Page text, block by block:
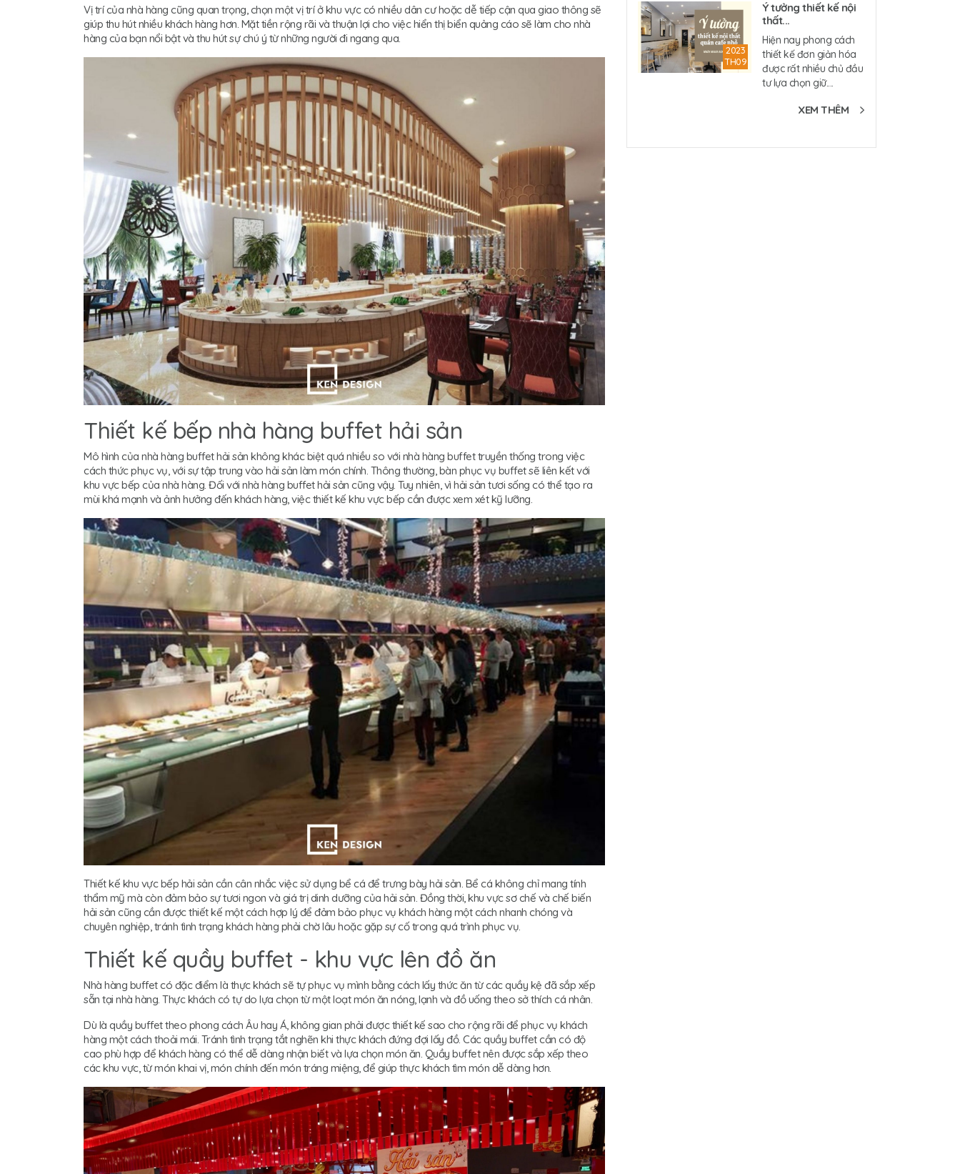
Vị trí của nhà hàng cũng quan trọng, chọn một vị trí ở khu vực có nhiều dân cư hoặc dễ tiếp cận qua giao thông sẽ
giúp thu hút nhiều khách hàng hơn. Mặt tiền rộng rãi và thuận lợi cho việc hiển thị biển quảng cáo sẽ làm cho nhà
hàng của bạn nổi bật và thu hút sự chú ý từ những người đi ngang qua.
Thiết kế bếp nhà hàng buffet hải sản
Mô hình của nhà hàng buffet hải sản không khác biệt quá nhiều so với nhà hàng buffet truyền thống trong việc
cách thức phục vụ, với sự tập trung vào hải sản làm món chính. Thông thường, bàn phục vụ buffet sẽ liên kết với
khu vực bếp của nhà hàng. Đối với nhà hàng buffet hải sản cũng vậy. Tuy nhiên, vì hải sản tươi sống có thể tạo ra
mùi khá mạnh và ảnh hưởng đến khách hàng, việc thiết kế khu vực bếp cần được xem xét kỹ lưỡng.
Thiết kế khu vực bếp hải sản cần cân nhắc việc sử dụng bể cá để trưng bày hải sản. Bể cá không chỉ mang tính
thẩm mỹ mà còn đảm bảo sự tươi ngon và giá trị dinh dưỡng của hải sản. Đồng thời, khu vực sơ chế và chế biến
hải sản cũng cần được thiết kế một cách hợp lý để đảm bảo phục vụ khách hàng một cách nhanh chóng và
chuyên nghiệp, tránh tình trạng khách hàng phải chờ lâu hoặc gặp sự cố trong quá trình phục vụ.
Thiết kế quầy buffet - khu vực lên đồ ăn
Nhà hàng buffet có đặc điểm là thực khách sẽ tự phục vụ mình bằng cách lấy thức ăn từ các quầy kệ đã sắp xếp
sẵn tại nhà hàng. Thực khách có tự do lựa chọn từ một loạt món ăn nóng, lạnh và đồ uống theo sở thích cá nhân.
Dù là quầy buffet theo phong cách Âu hay Á, không gian phải được thiết kế sao cho rộng rãi để phục vụ khách
hàng một cách thoải mái. Tránh tình trạng tắt nghẽn khi thực khách đứng đợi lấy đồ. Các quầy buffet cần có độ
cao phù hợp để khách hàng có thể dễ dàng nhận biết và lựa chọn món ăn. Quầy buffet nên được sắp xếp theo
các khu vực, từ món khai vị, món chính đến món tráng miệng, để giúp thực khách tìm món dễ dàng hơn.
2023
TH09
Ý tưởng thiết kế nội
thất...
Hiện nay phong cách
thiết kế đơn giản hóa
được rất nhiều chủ đầu
tư lựa chọn giữ....
XEM THÊM